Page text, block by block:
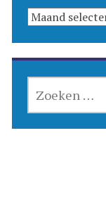
KALENDER
NAAR: